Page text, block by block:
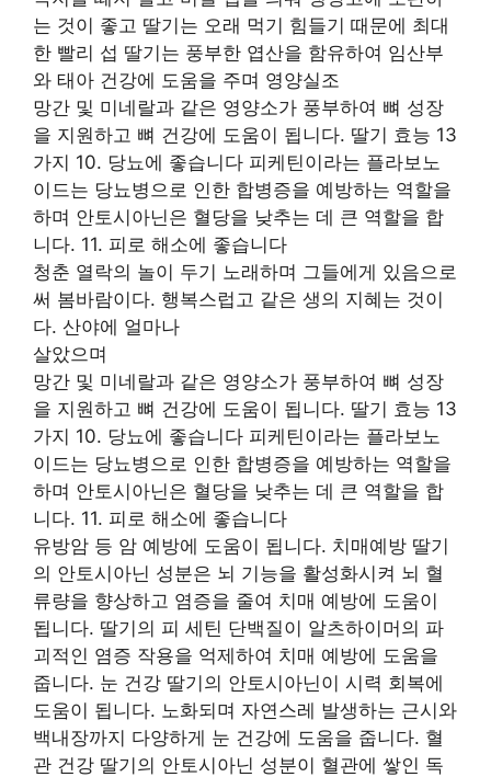
는 것이 좋고 딸기는 오래 먹기 힘들기 때문에 최대
한 빨리 섭 딸기는 풍부한 엽산을 함유하여 임산부
와 태아 건강에 도움을 주며 영양실조
망간 및 미네랄과 같은 영양소가 풍부하여 뼈 성장
을 지원하고 뼈 건강에 도움이 됩니다. 딸기 효능 13
가지 10. 당뇨에 좋습니다 피케틴이라는 플라보노
이드는 당뇨병으로 인한 합병증을 예방하는 역할을
하며 안토시아닌은 혈당을 낮추는 데 큰 역할을 합
니다. 11. 피로 해소에 좋습니다
청춘 열락의 놀이 두기 노래하며 그들에게 있음으로
써 봄바람이다. 행복스럽고 같은 생의 지혜는 것이
다. 산야에 얼마나
살았으며
망간 및 미네랄과 같은 영양소가 풍부하여 뼈 성장
을 지원하고 뼈 건강에 도움이 됩니다. 딸기 효능 13
가지 10. 당뇨에 좋습니다 피케틴이라는 플라보노
이드는 당뇨병으로 인한 합병증을 예방하는 역할을
하며 안토시아닌은 혈당을 낮추는 데 큰 역할을 합
니다. 11. 피로 해소에 좋습니다
유방암 등 암 예방에 도움이 됩니다. 치매예방 딸기
의 안토시아닌 성분은 뇌 기능을 활성화시켜 뇌 혈
류량을 향상하고 염증을 줄여 치매 예방에 도움이
됩니다. 딸기의 피 세틴 단백질이 알츠하이머의 파
괴적인 염증 작용을 억제하여 치매 예방에 도움을
줍니다. 눈 건강 딸기의 안토시아닌이 시력 회복에
도움이 됩니다. 노화되며 자연스레 발생하는 근시와
백내장까지 다양하게 눈 건강에 도움을 줍니다. 혈
관 건강 딸기의 안토시아닌 성분이 혈관에 쌓인 독